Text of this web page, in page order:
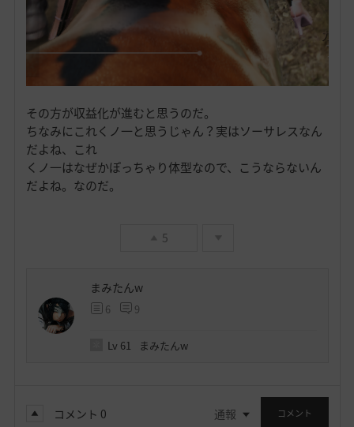
その方が収益化が進むと思うのだ。
ちなみにこれくノ一と思うじゃん？実はソーサレスなん
だよね、これ
くノ一はなぜかぽっちゃり体型なので、こうならないん
だよね。なのだ。
5
まみたんw
6 9
Lv 61 まみたんw
コメント 0 通報 コメント